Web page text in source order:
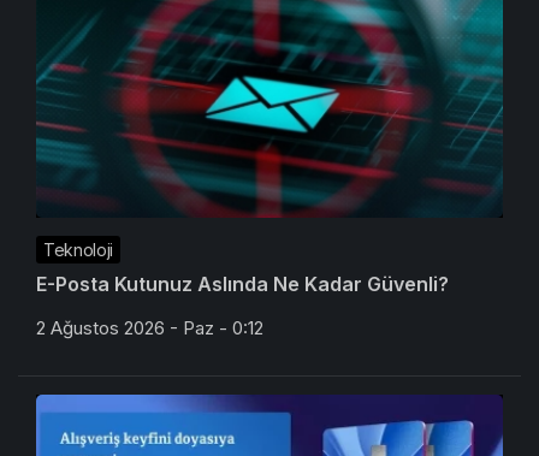
Teknoloji
E-Posta Kutunuz Aslında Ne Kadar Güvenli?
2 Ağustos 2026 - Paz - 0:12